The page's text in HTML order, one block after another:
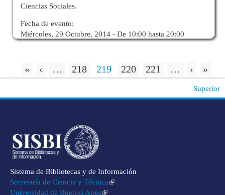
Ciencias Sociales.
Fecha de evento:
Miércoles, 29 Octubre, 2014 - De 10:00 hasta 20:00
« ‹ … 218 219 220 221 … › »
Superior
Sistema de Bibliotecas y de Información
Secretaría de Ciencia y Técnica
Universidad de Buenos Aires